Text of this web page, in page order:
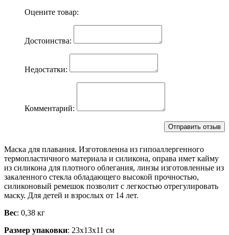
Оцените товар:
Достоинства:
Недостатки:
Комментарий:
Маска для плавания. Изготовленна из гипоаллергенного
термопластичного материала и силикона, оправа имет кайму
из силикона для плотного облегания, линзы изготовленные из
закаленного стекла обладающего высокой прочностью,
силиконовый ремешок позволит с легкостью отрегулировать
маску. Для детей и взрослых от 14 лет.
Вес: 0,38 кг
Размер упаковки: 23х13х11 см